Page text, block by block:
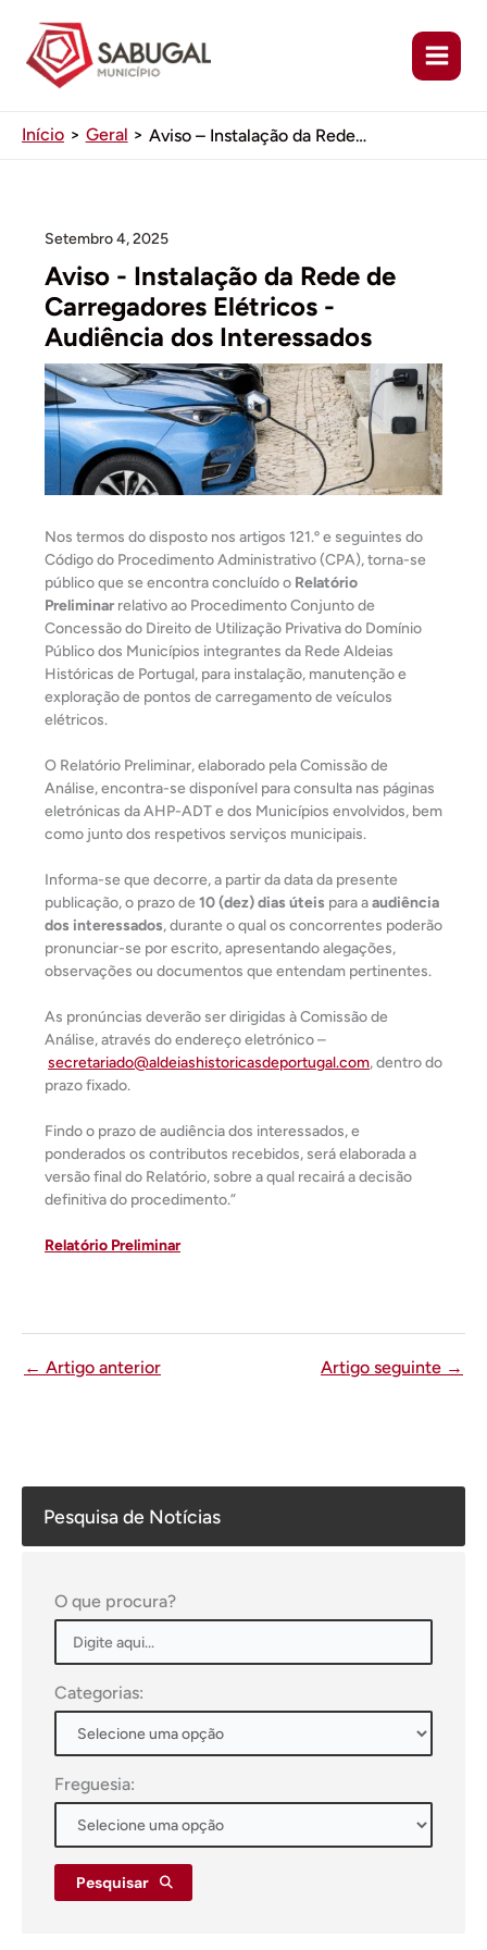
conteúdo
Início Geral Aviso – Instalação da Rede de Carregadores Elétricos – Audiência dos Interessados
Pesquisa de Notícias
O que procura?
Categorias:
Freguesia:
Pesquisar
Setembro 4, 2025
Aviso - Instalação da Rede de
Carregadores Elétricos -
Audiência dos Interessados
Nos termos do disposto nos artigos 121.º e seguintes do
Código do Procedimento Administrativo (CPA), torna-se
público que se encontra concluído o Relatório
Preliminar relativo ao Procedimento Conjunto de
Concessão do Direito de Utilização Privativa do Domínio
Público dos Municípios integrantes da Rede Aldeias
Históricas de Portugal, para instalação, manutenção e
exploração de pontos de carregamento de veículos
elétricos.
O Relatório Preliminar, elaborado pela Comissão de
Análise, encontra-se disponível para consulta nas páginas
eletrónicas da AHP-ADT e dos Municípios envolvidos, bem
como junto dos respetivos serviços municipais.
Informa-se que decorre, a partir da data da presente
publicação, o prazo de10 (dez) dias úteis para aaudiência
dos interessados, durante o qual os concorrentes poderão
pronunciar-se por escrito, apresentando alegações,
observações ou documentos que entendam pertinentes.
As pronúncias deverão ser dirigidas à Comissão de
Análise, através do endereço eletrónico –
secretariado@aldeiashistoricasdeportugal.com, dentro do
prazo fixado.
Findo o prazo de audiência dos interessados, e
ponderados os contributos recebidos, será elaborada a
versão final do Relatório, sobre a qual recairá a decisão
definitiva do procedimento.”
Relatório Preliminar
← Artigo anterior Artigo seguinte →